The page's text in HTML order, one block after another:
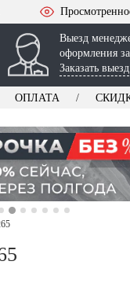
Выезд
оформления
Заказать выезд
ОПЛАТА